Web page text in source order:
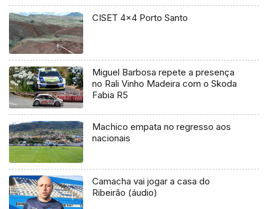
CISET 4×4 Porto Santo
Miguel Barbosa repete a presença
no Rali Vinho Madeira com o Skoda
Fabia R5
Machico empata no regresso aos
nacionais
Camacha vai jogar a casa do
Ribeirão (áudio)